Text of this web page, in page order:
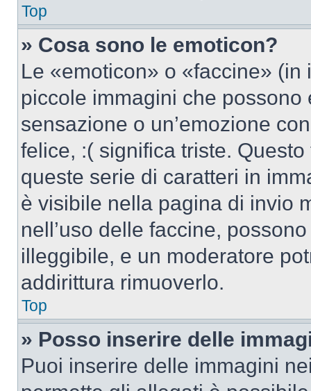
Top
» Cosa sono le emoticon?
Le «emoticon» o «faccine»
piccole immagini che
sensazione o un’emozione
felice, :( significa triste.
queste serie di caratteri in
è visibile nella pagina di invio
nell’uso delle faccine,
illeggibile, e un moderatore
addirittura rimuoverlo.
Top
» Posso inserire delle
Puoi inserire delle immagini